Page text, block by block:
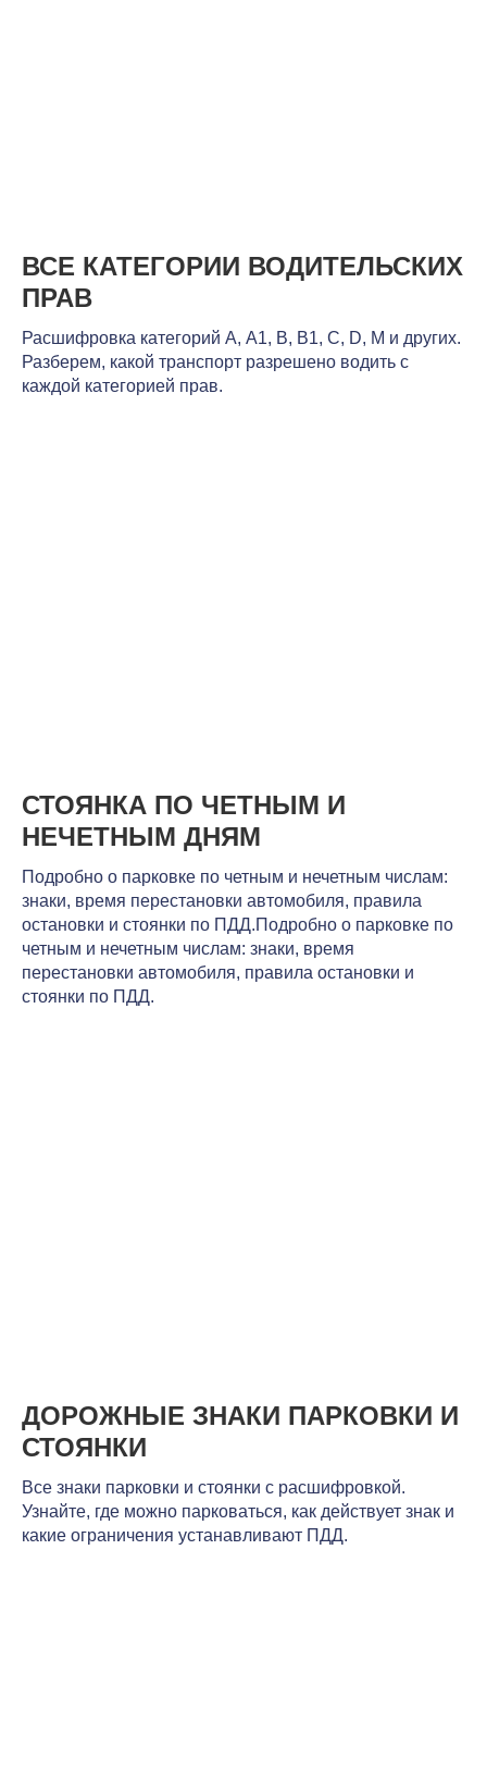
ВСЕ КАТЕГОРИИ ВОДИТЕЛЬСКИХ
ПРАВ
Расшифровка категорий А, А1, В, В1, С, D, М и других.
Разберем, какой транспорт разрешено водить с
каждой категорией прав.
СТОЯНКА ПО ЧЕТНЫМ И
НЕЧЕТНЫМ ДНЯМ
Подробно о парковке по четным и нечетным числам:
знаки, время перестановки автомобиля, правила
остановки и стоянки по ПДД.Подробно о парковке по
четным и нечетным числам: знаки, время
перестановки автомобиля, правила остановки и
стоянки по ПДД.
ДОРОЖНЫЕ ЗНАКИ ПАРКОВКИ И
СТОЯНКИ
Все знаки парковки и стоянки с расшифровкой.
Узнайте, где можно парковаться, как действует знак и
какие ограничения устанавливают ПДД.